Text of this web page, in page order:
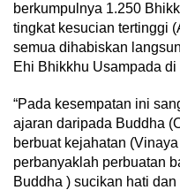
berkumpulnya 1.250
tingkat kesucian tertinggi
semua dihabiskan
Ehi Bhikkhu Usampada di
“Pada kesempatan ini
ajaran daripada Buddha
berbuat kejahatan
perbanyaklah perbuatan
Buddha ) sucikan hati